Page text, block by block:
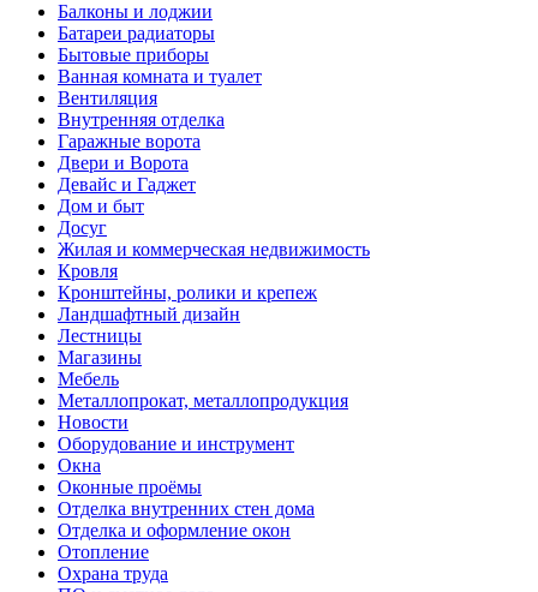
Балконы и лоджии
Батареи радиаторы‎
Бытовые приборы
Ванная комната и туалет
Вентиляция
Внутренняя отделка
Гаражные ворота
Двери и Ворота
Девайс и Гаджет
Дом и быт
Досуг
Жилая и коммерческая недвижимость
Кровля
Кронштейны, ролики и крепеж
Ландшафтный дизайн
Лестницы
Магазины
Мебель
Металлопрокат, металлопродукция
Новости
Оборудование и инструмент
Окна
Оконные проёмы
Отделка внутренних стен дома
Отделка и оформление окон
Отопление
Охрана труда